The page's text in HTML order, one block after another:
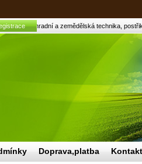
O nás | Zahradní a zemědělská technika,
Doprava,platba